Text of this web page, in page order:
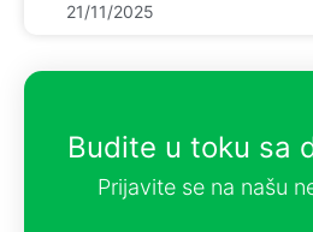
21/11/2025
Budite u toku sa
Prijavite se na našu